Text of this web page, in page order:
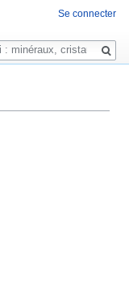
Se connecter